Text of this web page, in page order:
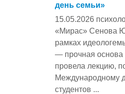
день семьи»
15.05.2026
«Мирас» Сенова
рамках
— прочная основа
провела лекцию,
Международному
студентов ...